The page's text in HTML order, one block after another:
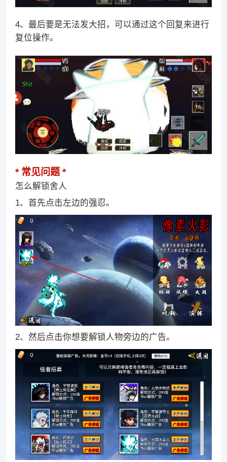
4、最后要是无法发大招，可以通过这个回复来进行
复位操作。
常见问题
怎么解锁舍人
1、首先点击左边的强忍。
2、然后点击你想要解锁人物旁边的广告。